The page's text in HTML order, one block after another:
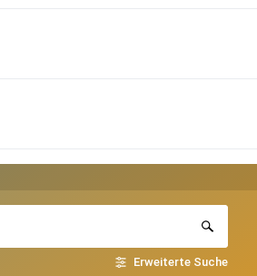
Erweiterte Suche